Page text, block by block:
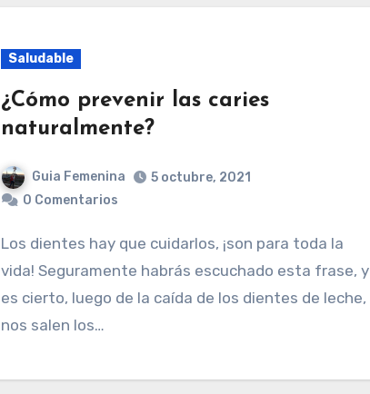
Saludable
¿Cómo prevenir las caries
naturalmente?
Guia Femenina
5 octubre, 2021
0 Comentarios
Los dientes hay que cuidarlos, ¡son para toda la
vida! Seguramente habrás escuchado esta frase, y
es cierto, luego de la caída de los dientes de leche,
nos salen los…